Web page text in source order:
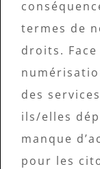
termes de
droits. Face
des
ils/elles
manque
pour les